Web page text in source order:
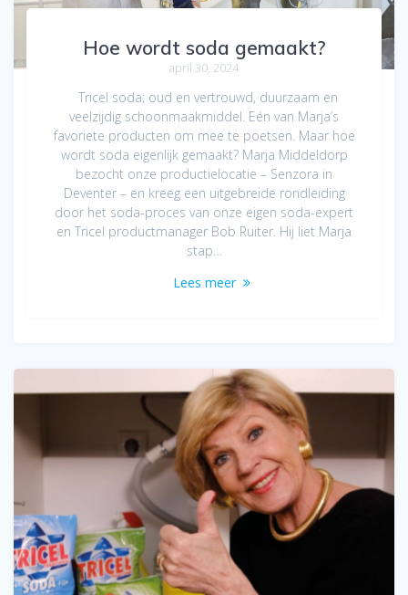
Hoe wordt soda gemaakt?
april 30, 2024
Tricel soda; oud en vertrouwd, duurzaam en
veelzijdig schoonmaakmiddel. Eén van Marja’s
favoriete producten om mee te poetsen. Maar hoe
wordt soda eigenlijk gemaakt? Marja Middeldorp
bezocht onze productielocatie – Senzora in
Deventer – en kreeg een uitgebreide rondleiding
door het soda-proces van onze eigen soda-expert
en Tricel productmanager Bob Ruiter. Hij liet Marja
stap…
Lees meer